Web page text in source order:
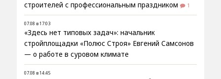
строителей с профессиональным праздником
1
07.08 в 17:03
«Здесь нет типовых задач»: начальник
стройплощадки «Полюс Строя» Евгений Самсонов
— о работе в суровом климате
07.08 в 14:45